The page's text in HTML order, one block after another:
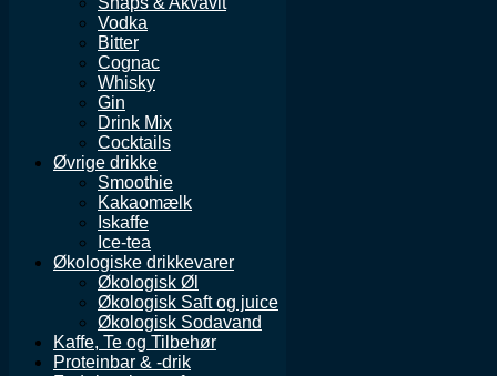
Vodka
Bitter
Cognac
Whisky
Gin
Drink Mix
Cocktails
Øvrige drikke
Smoothie
Kakaomælk
Iskaffe
Ice-tea
Økologiske drikkevarer
Økologisk Øl
Økologisk Saft og juice
Økologisk Sodavand
Kaffe, Te og Tilbehør
Proteinbar & -drik